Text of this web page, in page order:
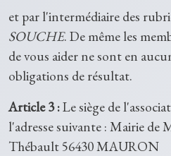
et par l'intermédiaire des
SOUCHE. De même les
de vous aider ne sont en
obligations de résultat.
Article 3 :Le siège de
l'adresse suivante : Mairie de
Thébault 56430 MAURON